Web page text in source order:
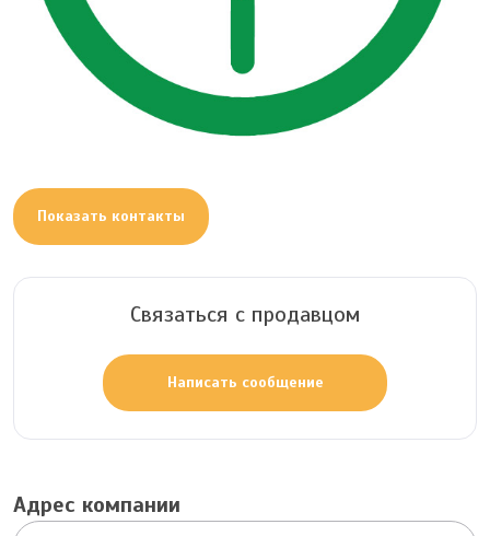
Показать контакты
Связаться с продавцом
Написать сообщение
Адрес компании